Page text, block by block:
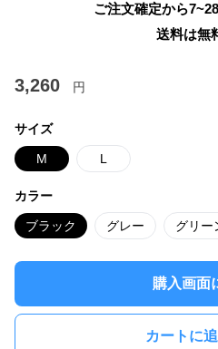
ご注文確定から
送料は無
3,260 円
サイズ
M L
カラー
ブラック グレー グリー
購入画面
カートに